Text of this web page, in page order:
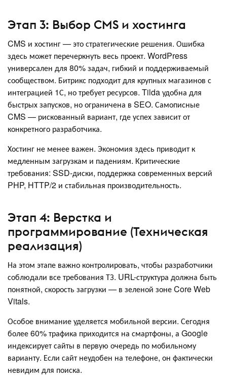
Этап 3: Выбор CMS и хостинга
CMS и хостинг — это стратегические решения. Ошибка
здесь может перечеркнуть весь проект. WordPress
универсален для 80% задач, гибкий и поддерживаемый
сообществом. Битрикс подходит для крупных магазинов с
интеграцией 1С, но требует ресурсов. Tilda удобна для
быстрых запусков, но ограничена в SEO. Самописные
CMS — рискованный вариант, где успех зависит от
конкретного разработчика.
Хостинг не менее важен. Экономия здесь приводит к
медленным загрузкам и падениям. Критические
требования: SSD-диски, поддержка современных версий
PHP, HTTP/2 и стабильная производительность.
Этап 4: Верстка и
программирование (Техническая
реализация)
На этом этапе важно контролировать, чтобы разработчики
соблюдали все требования ТЗ. URL-структура должна быть
понятной, скорость загрузки — в зеленой зоне Core Web
Vitals.
Особое внимание уделяется мобильной версии. Сегодня
более 60% трафика приходится на смартфоны, а Google
индексирует сайты в первую очередь по мобильному
варианту. Если сайт неудобен на телефоне, он фактически
невидим для поиска.